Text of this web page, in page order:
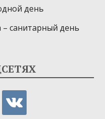
день
санитарный день
vkontakte